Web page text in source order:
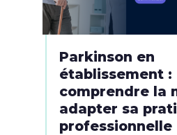
Parkinson en
établissement :
comprendre la
adapter sa
professionnelle